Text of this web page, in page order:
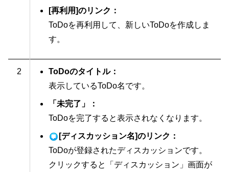
[再利用]のリンク：
ToDoを再利用して、新しいToDoを作成しま
す。
2
ToDoのタイトル：
表示しているToDo名です。
「未完了」：
ToDoを完了すると表示されなくなります。
[ディスカッション名]のリンク：
ToDoが登録されたディスカッションです。
クリックすると「ディスカッション」画面が